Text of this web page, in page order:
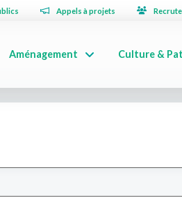
Appels à projets
Aménagement Culture &